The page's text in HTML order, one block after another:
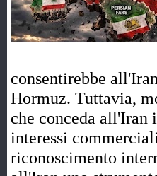
consentirebbe
Hormuz. Tuttavia,
che conceda all'Iran
interessi
riconoscimento